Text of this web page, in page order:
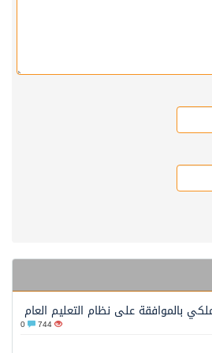
بالموافقة على نظام التعليم العام
744